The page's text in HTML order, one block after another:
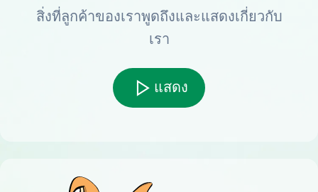
สิ่งที่ลูกค้าของเราพูดถึงและแสดงเกี่ยวกับ
เรา
แสดง